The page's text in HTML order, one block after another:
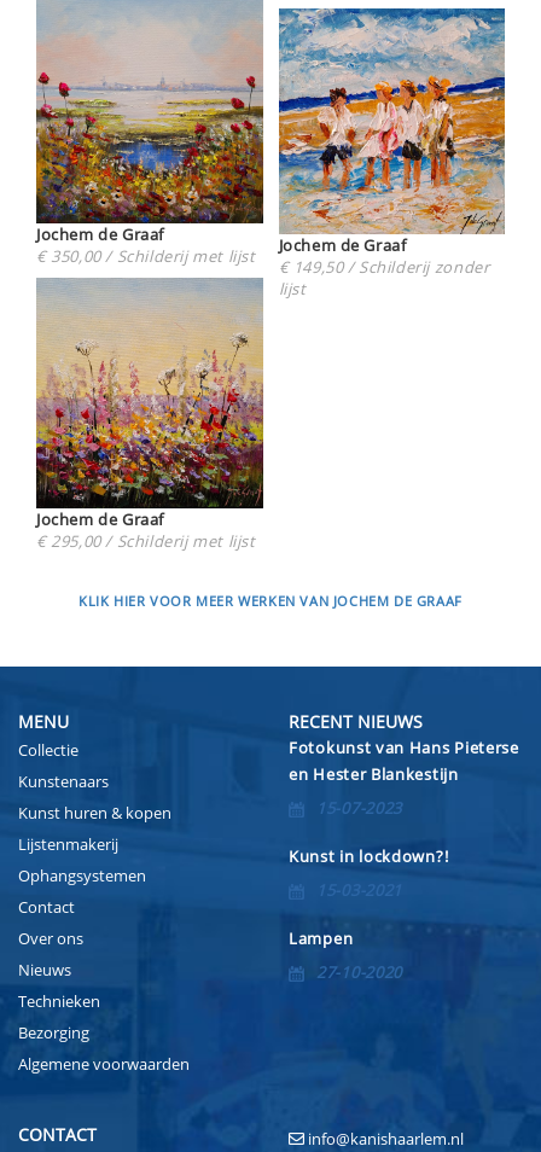
Jochem de Graaf
€ 350,00 / Schilderij met lijst
Jochem de Graaf
€ 295,00 / Schilderij met lijst
Jochem de Graaf
€ 149,50 / Schilderij zonder
lijst
KLIK HIER VOOR MEER WERKEN VAN JOCHEM DE GRAAF
MENU
Collectie
Kunstenaars
Kunst huren & kopen
Lijstenmakerij
Ophangsystemen
Contact
Over ons
Nieuws
Technieken
Bezorging
Algemene voorwaarden
RECENT NIEUWS
Fotokunst van Hans Pieterse
en Hester Blankestijn
15-07-2023
Kunst in lockdown?!
15-03-2021
Lampen
27-10-2020
CONTACT info@kanishaarlem.nl